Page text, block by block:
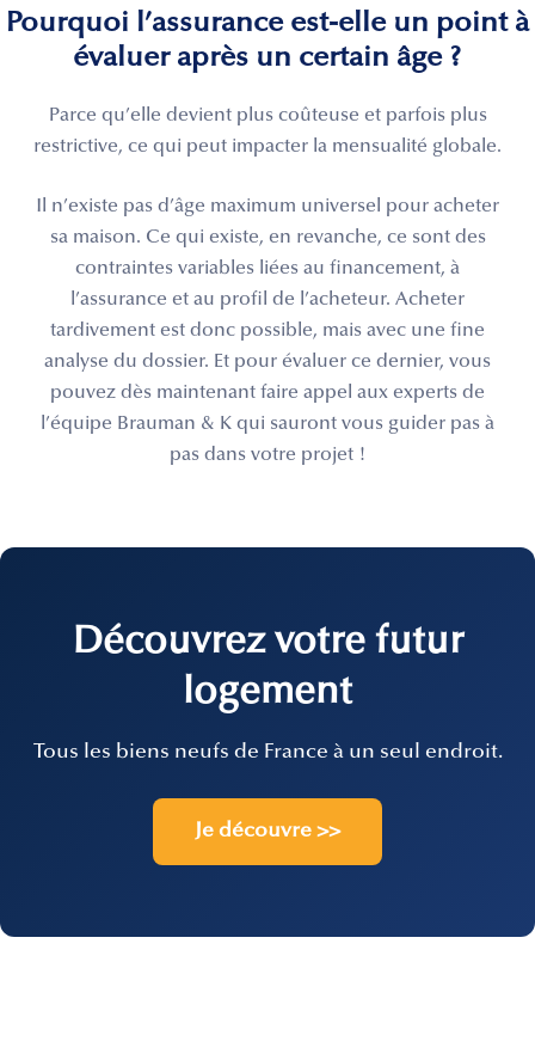
Pourquoi l’assurance est-elle un point à
évaluer après un certain âge ?
Parce qu’elle devient plus coûteuse et parfois plus
restrictive, ce qui peut impacter la mensualité globale.
Il n’existe pas d’âge maximum universel pour acheter
sa maison. Ce qui existe, en revanche, ce sont des
contraintes variables liées au financement, à
l’assurance et au profil de l’acheteur. Acheter
tardivement est donc possible, mais avec une fine
analyse du dossier. Et pour évaluer ce dernier, vous
pouvez dès maintenant faire appel aux experts de
l’équipe Brauman & K qui sauront vous guider pas à
pas dans votre projet !
Découvrez votre futur
logement
Tous les biens neufs de France à un seul endroit.
Je découvre >>